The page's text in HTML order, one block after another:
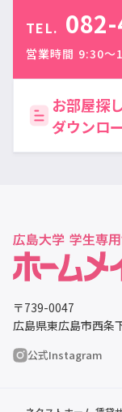
TEL.
営業時間 9:30〜
お部屋探
ダウンロ
〒739-0047
広島県東広島市西条
公式Instagram